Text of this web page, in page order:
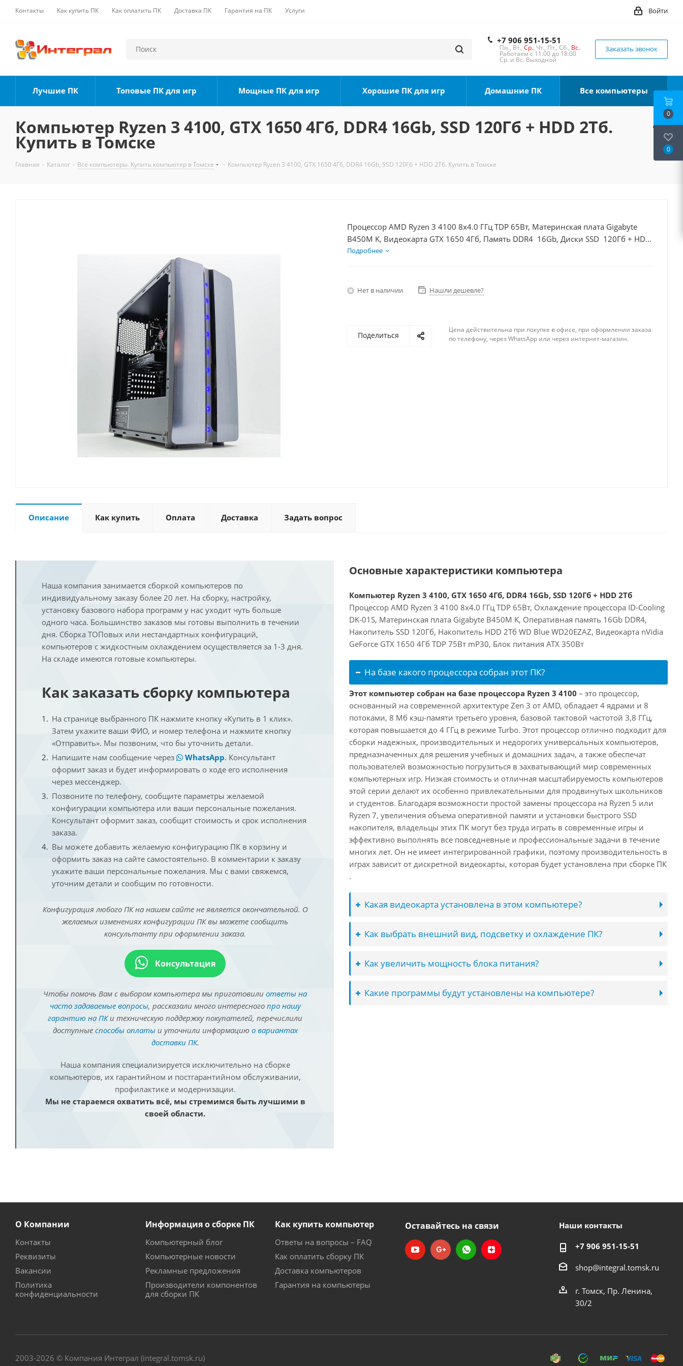
Контакты Как купить ПК Как оплатить ПК Доставка ПК Гарантия на ПК Услуги Войти
+7 906 951-15-51
Пн., Вт., Ср., Чт., Пт., Сб., Вс.
Работаем с 11:00 до 18:00
Ср. и Вс. Выходной
Заказать звонок
Лучшие ПК Топовые ПК для игр Мощные ПК для игр Хорошие ПК для игр Домашние ПК Все компьютеры
Компьютер Ryzen 3 4100, GTX 1650 4Гб, DDR4 16Gb, SSD 120Гб + HDD 2Тб.
Купить в Томске
Главная - Каталог - Все компьютеры. Купить компьютер в Томске - Компьютер Ryzen 3 4100, GTX 1650 4Гб, DDR4 16Gb, SSD 120Гб + HDD 2Тб. Купить в Томске
Процессор AMD Ryzen 3 4100 8x4.0 ГГц TDP 65Вт, Материнская плата Gigabyte
B450M K, Видеокарта GTX 1650 4Гб, Память DDR4 16Gb, Диски SSD 120Гб + HDD
2Тб, БП 350Вт
Подробнее
Нет в наличии Нашли дешевле?
Поделиться
Цена действительна при покупке в офисе, при оформлении заказа
по телефону, через WhatsApp или через интернет-магазин.
Описание Как купить Оплата Доставка Задать вопрос
Наша компания занимается сборкой компьютеров по
индивидуальному заказу более 20 лет. На сборку, настройку,
установку базового набора программ у нас уходит чуть больше
одного часа. Большинство заказов мы готовы выполнить в течении
дня. Сборка ТОПовых или нестандартных конфигураций,
компьютеров с жидкостным охлаждением осуществляется за 1-3 дня.
На складе имеются готовые компьютеры.
Как заказать сборку компьютера
На странице выбранного ПК нажмите кнопку «Купить в 1 клик».
Затем укажите ваши ФИО, и номер телефона и нажмите кнопку
«Отправить». Мы позвоним, что бы уточнить детали.
Напишите нам сообщение через
WhatsApp. Консультант
оформит заказ и будет информировать о ходе его исполнения
через мессенджер.
Позвоните по телефону, сообщите параметры желаемой
конфигурации компьютера или ваши персональные пожелания.
Консультант оформит заказ, сообщит стоимость и срок исполнения
заказа.
Вы можете добавить желаемую конфигурацию ПК в корзину и
оформить заказ на сайте самостоятельно. В комментарии к заказу
укажите ваши персональные пожелания. Мы с вами свяжемся,
уточним детали и сообщим по готовности.
Конфигурация любого ПК на нашем сайте не является окончательной. О
желаемых изменениях конфигурации ПК вы можете сообщить
консультанту при оформлении заказа.
Консультация
Чтобы помочь Вам с выбором компьютера мы приготовили ответы на
часто задаваемые вопросы, рассказали много интересного про нашу
гарантию на ПКи техническую поддержку покупателей, перечислили
доступные способы оплатыи уточнили информацию о вариантах
доставки ПК.
Наша компания специализируется исключительно на сборке
компьютеров, их гарантийном и постгарантийном обслуживании,
профилактике и модернизации.
Мы не стараемся охватить всё, мы стремимся быть лучшими в
своей области.
Основные характеристики компьютера
Компьютер Ryzen 3 4100, GTX 1650 4Гб, DDR4 16Gb, SSD 120Гб + HDD 2Тб
Процессор AMD Ryzen 3 4100 8x4.0 ГГц TDP 65Вт, Охлаждение процессора ID-Cooling
DK-01S, Материнская плата Gigabyte B450M K, Оперативная память 16Gb DDR4,
Накопитель SSD 120Гб, Накопитель HDD 2Тб WD Blue WD20EZAZ, Видеокарта nVidia
GeForce GTX 1650 4Гб TDP 75Вт mP30, Блок питания ATX 350Вт
На базе какого процессора собран этот ПК?
Этот компьютер собран на базе процессора Ryzen 3 4100 – это процессор,
основанный на современной архитектуре Zen 3 от AMD, обладает 4 ядрами и 8
потоками, 8 Мб кэш-памяти третьего уровня, базовой тактовой частотой 3,8 ГГц,
которая повышается до 4 ГГц в режиме Turbo. Этот процессор отлично подходит для
сборки надежных, производительных и недорогих универсальных компьютеров,
предназначенных для решения учебных и домашних задач, а также обеспечат
пользователей возможностью погрузиться в захватывающий мир современных
компьютерных игр. Низкая стоимость и отличная масштабируемость компьютеров
этой серии делают их особенно привлекательными для продвинутых школьников
и студентов. Благодаря возможности простой замены процессора на Ryzen 5 или
Ryzen 7, увеличения объема оперативной памяти и установки быстрого SSD
накопителя, владельцы этих ПК могут без труда играть в современные игры и
эффективно выполнять все повседневные и профессиональные задачи в течение
многих лет. Он не имеет интегрированной графики, поэтому производительность в
играх зависит от дискретной видеокарты, которая будет установлена при сборке ПК
.
Какая видеокарта установлена в этом компьютере?
Как выбрать внешний вид, подсветку и охлаждение ПК?
Как увеличить мощность блока питания?
Какие программы будут установлены на компьютере?
О Компании
Контакты
Реквизиты
Вакансии
Политика
конфиденциальности
Информация о сборке ПК
Компьютерный блог
Компьютерные новости
Рекламные предложения
Производители компонентов
для сборки ПК
Как купить компьютер
Ответы на вопросы – FAQ
Как оплатить сборку ПК
Доставка компьютеров
Гарантия на компьютеры
Оставайтесь на связи Наши контакты
+7 906 951-15-51
shop@integral.tomsk.ru
г. Томск, Пр. Ленина,
30/2
2003-2026 © Компания Интеграл (integral.tomsk.ru)
0
0